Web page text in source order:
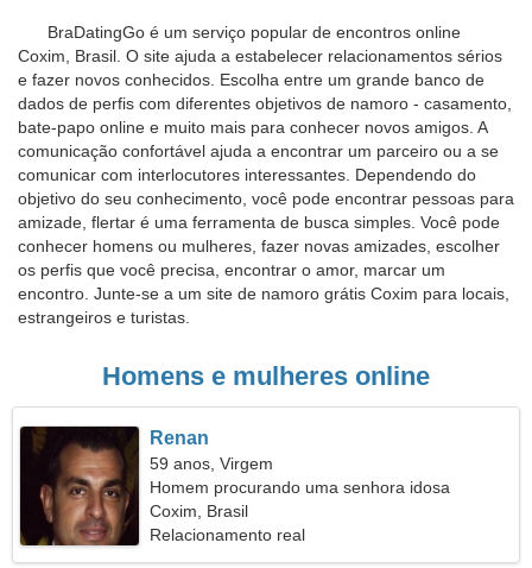
BraDatingGo é um serviço popular de encontros online
Coxim, Brasil. O site ajuda a estabelecer relacionamentos sérios
e fazer novos conhecidos. Escolha entre um grande banco de
dados de perfis com diferentes objetivos de namoro - casamento,
bate-papo online e muito mais para conhecer novos amigos. A
comunicação confortável ajuda a encontrar um parceiro ou a se
comunicar com interlocutores interessantes. Dependendo do
objetivo do seu conhecimento, você pode encontrar pessoas para
amizade, flertar é uma ferramenta de busca simples. Você pode
conhecer homens ou mulheres, fazer novas amizades, escolher
os perfis que você precisa, encontrar o amor, marcar um
encontro. Junte-se a um site de namoro grátis Coxim para locais,
estrangeiros e turistas.
Homens e mulheres online
Renan
59 anos, Virgem
Homem procurando uma senhora idosa
Coxim, Brasil
Relacionamento real